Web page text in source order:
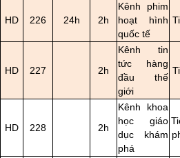
HD 226 24h 2h
Kênh phim
hoạt hình
quốc tế
HD 227 2h
Kênh tin
tức hàng
đầu thế
giới
HD 228 2h
Kênh khoa
học giáo
dục khám
phá